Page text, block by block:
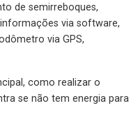
de semirreboques,
via software,
via GPS,
como realizar o
se não tem energia para